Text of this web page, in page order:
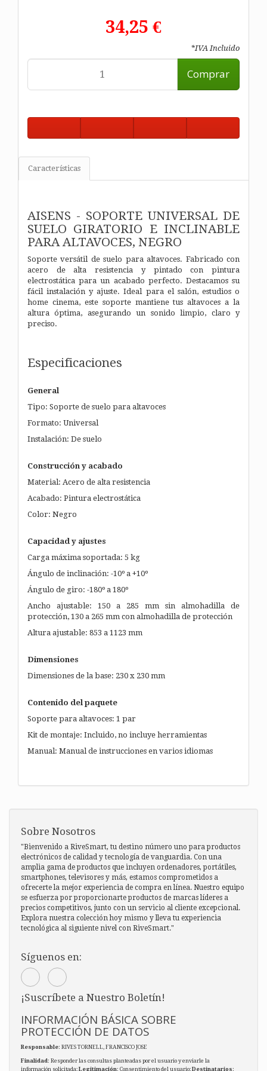
34,25 €
*IVA Incluido
Comprar
Características
AISENS - SOPORTE UNIVERSAL DE
SUELO GIRATORIO E INCLINABLE
PARA ALTAVOCES, NEGRO
Soporte versátil de suelo para altavoces. Fabricado con
acero de alta resistencia y pintado con pintura
electrostática para un acabado perfecto. Destacamos su
fácil instalación y ajuste. Ideal para el salón, estudios o
home cinema, este soporte mantiene tus altavoces a la
altura óptima, asegurando un sonido limpio, claro y
preciso.
Especificaciones
General
Tipo: Soporte de suelo para altavoces
Formato: Universal
Instalación: De suelo
Construcción y acabado
Material: Acero de alta resistencia
Acabado: Pintura electrostática
Color: Negro
Capacidad y ajustes
Carga máxima soportada: 5 kg
Ángulo de inclinación: -10º a +10º
Ángulo de giro: -180º a 180º
Ancho ajustable: 150 a 285 mm sin almohadilla de
protección, 130 a 265 mm con almohadilla de protección
Altura ajustable: 853 a 1123 mm
Dimensiones
Dimensiones de la base: 230 x 230 mm
Contenido del paquete
Soporte para altavoces: 1 par
Kit de montaje: Incluido, no incluye herramientas
Manual: Manual de instrucciones en varios idiomas
Sobre Nosotros
"Bienvenido a RiveSmart, tu destino número uno para productos
electrónicos de calidad y tecnología de vanguardia. Con una
amplia gama de productos que incluyen ordenadores, portátiles,
smartphones, televisores y más, estamos comprometidos a
ofrecerte la mejor experiencia de compra en línea. Nuestro equipo
se esfuerza por proporcionarte productos de marcas líderes a
precios competitivos, junto con un servicio al cliente excepcional.
Explora nuestra colección hoy mismo y lleva tu experiencia
tecnológica al siguiente nivel con RiveSmart."
Síguenos en:
¡Suscríbete a Nuestro Boletín!
INFORMACIÓN BÁSICA SOBRE
PROTECCIÓN DE DATOS
Responsable: RIVES TORNELL, FRANCISCO JOSE
Finalidad: Responder las consultas planteadas por el usuario y enviarle la
información solicitada;Legitimación: Consentimiento del usuario;Destinatarios: